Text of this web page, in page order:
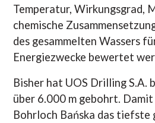
Temperatur, Wirkungsgrad,
chemische
des gesammelten Wassers
Energiezwecke bewertet
Bisher hat UOS Drilling S.A.
über 6.000 m gebohrt.
Bohrloch Bańska das tiefste